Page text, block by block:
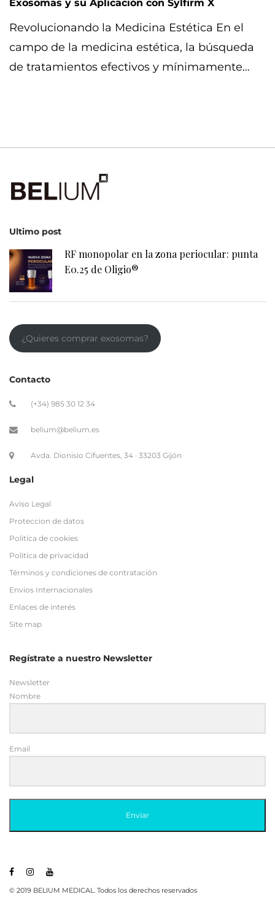
Exosomas y su Aplicación con Sylfirm X
Revolucionando la Medicina Estética En el
campo de la medicina estética, la búsqueda
de tratamientos efectivos y mínimamente…
Ultimo post
RF monopolar en la zona periocular: punta
E0.25 de Oligio®
¿Quieres comprar exosomas?
Contacto
(+34) 985 30 12 34
belium@belium.es
Avda. Dionisio Cifuentes, 34 · 33203 Gijón
Legal
Aviso Legal
Proteccion de datos
Politica de cookies
Politica de privacidad
Términos y condiciones de contratación
Envios Internacionales
Enlaces de interés
Site map
Regístrate a nuestro Newsletter
Newsletter
Nombre
Email
Enviar
© 2019 BELIUM MEDICAL. Todos los derechos reservados